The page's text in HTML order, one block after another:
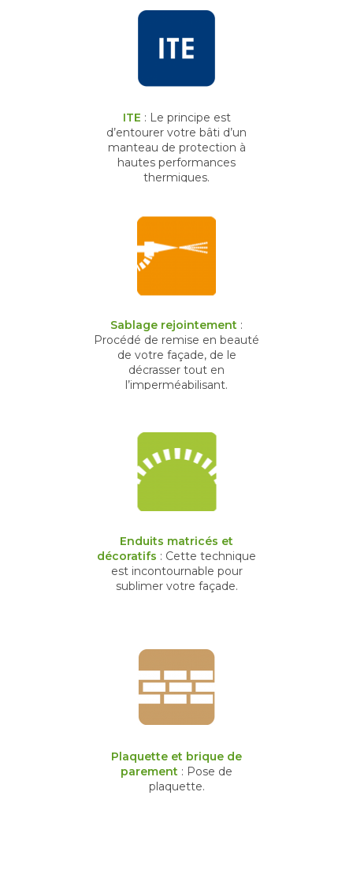
ITE : Le principe est
d’entourer votre bâti d’un
manteau de protection à
hautes performances
thermiques.
Sablage rejointement :
Procédé de remise en beauté
de votre façade, de le
décrasser tout en
l’imperméabilisant.
Enduits matricés et
décoratifs : Cette technique
est incontournable pour
sublimer votre façade.
Plaquette et brique de
parement : Pose de
plaquette.